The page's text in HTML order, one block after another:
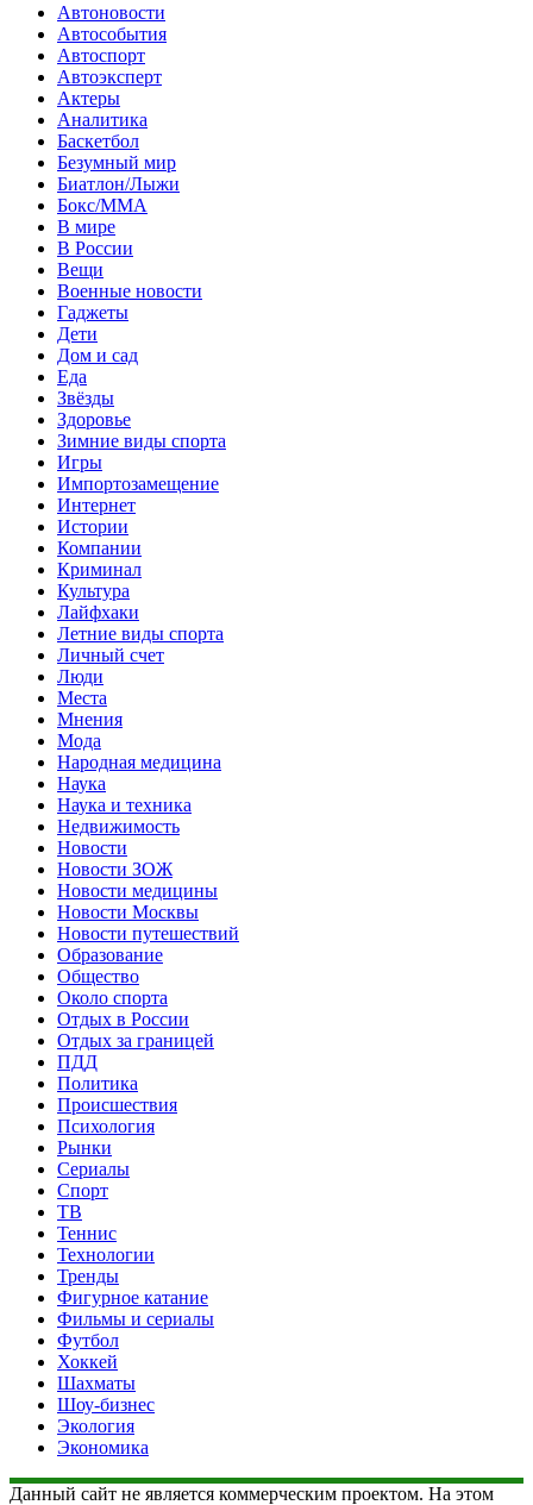
Автоновости
Автособытия
Автоспорт
Автоэксперт
Актеры
Аналитика
Баскетбол
Безумный мир
Биатлон/Лыжи
Бокс/MMA
В мире
В России
Вещи
Военные новости
Гаджеты
Дети
Дом и сад
Еда
Звёзды
Здоровье
Зимние виды спорта
Игры
Импортозамещение
Интернет
Истории
Компании
Криминал
Культура
Лайфхаки
Летние виды спорта
Личный счет
Люди
Места
Мнения
Мода
Народная медицина
Наука
Наука и техника
Недвижимость
Новости
Новости ЗОЖ
Новости медицины
Новости Москвы
Новости путешествий
Образование
Общество
Около спорта
Отдых в России
Отдых за границей
ПДД
Политика
Происшествия
Психология
Рынки
Сериалы
Спорт
ТВ
Теннис
Технологии
Тренды
Фигурное катание
Фильмы и сериалы
Футбол
Хоккей
Шахматы
Шоу-бизнес
Экология
Экономика
Данный сайт не является коммерческим проектом. На этом